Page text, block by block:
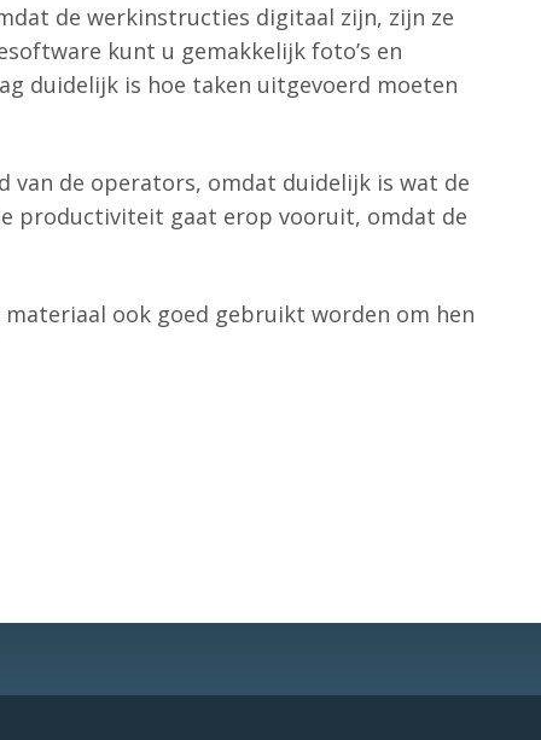
de werkinstructies digitaal zijn, zijn ze
kunt u gemakkelijk foto’s en
duidelijk is hoe taken uitgevoerd moeten
de operators, omdat duidelijk is wat de
productiviteit gaat erop vooruit, omdat de
ook goed gebruikt worden om hen